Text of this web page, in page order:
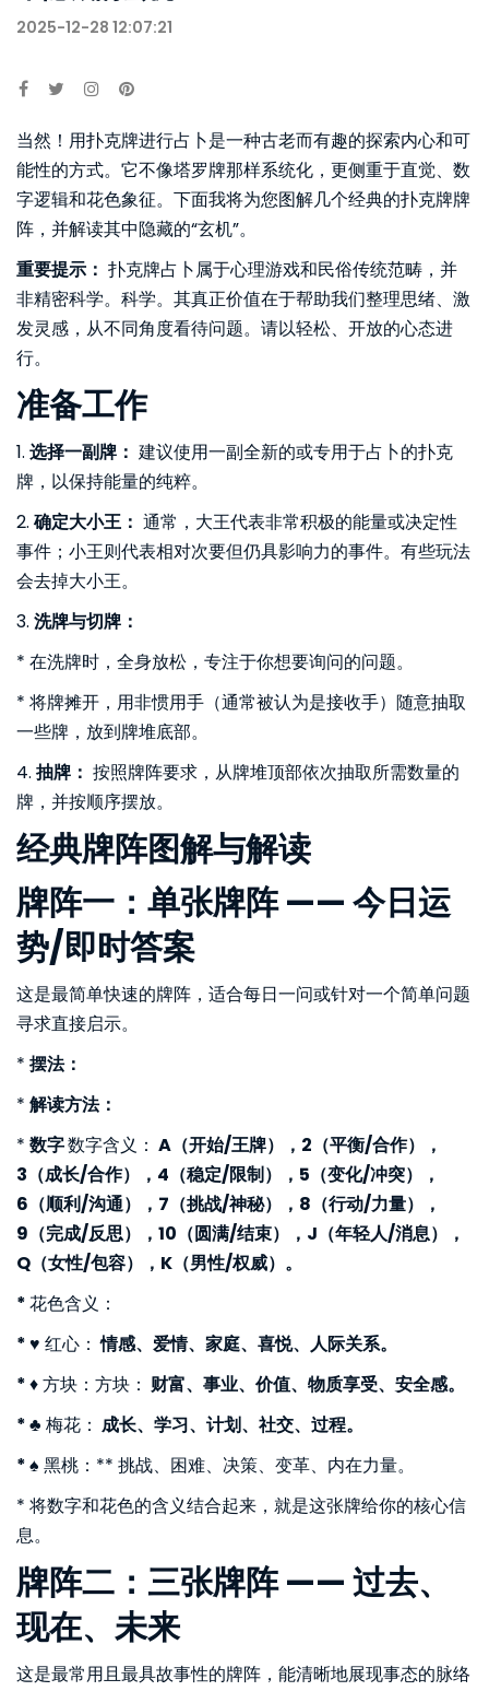
2025-12-28 12:07:21
当然！用扑克牌进行占卜是一种古老而有趣的探索内心和可
能性的方式。它不像塔罗牌那样系统化，更侧重于直觉、数
字逻辑和花色象征。下面我将为您图解几个经典的扑克牌牌
阵，并解读其中隐藏的“玄机”。
重要提示： 扑克牌占卜属于心理游戏和民俗传统范畴，并
非精密科学。科学。其真正价值在于帮助我们整理思绪、激
发灵感，从不同角度看待问题。请以轻松、开放的心态进
行。
准备工作
1. 选择一副牌： 建议使用一副全新的或专用于占卜的扑克
牌，以保持能量的纯粹。
2. 确定大小王： 通常，大王代表非常积极的能量或决定性
事件；小王则代表相对次要但仍具影响力的事件。有些玩法
会去掉大小王。
3. 洗牌与切牌：
* 在洗牌时，全身放松，专注于你想要询问的问题。
* 将牌摊开，用非惯用手（通常被认为是接收手）随意抽取
一些牌，放到牌堆底部。
4. 抽牌： 按照牌阵要求，从牌堆顶部依次抽取所需数量的
牌，并按顺序摆放。
经典牌阵图解与解读
牌阵一：单张牌阵 —— 今日运
势/即时答案
这是最简单快速的牌阵，适合每日一问或针对一个简单问题
寻求直接启示。
* 摆法：
* 解读方法：
* 数字数字含义： A（开始/王牌），2（平衡/合作），
3（成长/合作），4（稳定/限制），5（变化/冲突），
6（顺利/沟通），7（挑战/神秘），8（行动/力量），
9（完成/反思），10（圆满/结束），J（年轻人/消息），
Q（女性/包容），K（男性/权威）。
*花色含义：
*♥️ 红心： 情感、爱情、家庭、喜悦、人际关系。
*♦️ 方块：方块： 财富、事业、价值、物质享受、安全感。
*♣️ 梅花： 成长、学习、计划、社交、过程。
*♠️ 黑桃：** 挑战、困难、决策、变革、内在力量。
* 将数字和花色的含义结合起来，就是这张牌给你的核心信
息。
牌阵二：三张牌阵 —— 过去、
现在、未来
这是最常用且最具故事性的牌阵，能清晰地展现事态的脉络